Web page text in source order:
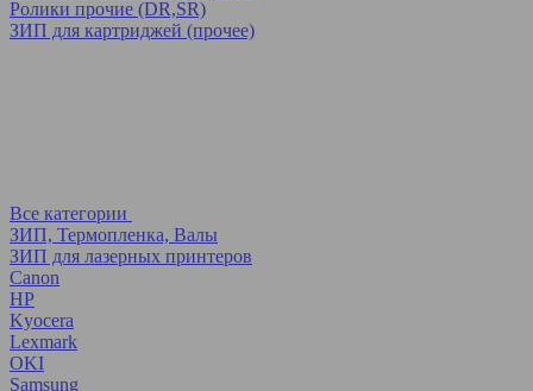
Ролики прочие (DR,SR)
ЗИП для картриджей (прочее)
Все категории
ЗИП, Термопленка, Валы
ЗИП для лазерных принтеров
Canon
HP
Kyocera
Lexmark
OKI
Samsung